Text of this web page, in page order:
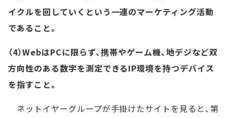
イクルを回していくという一連のマーケティング活動
であること。
（4）WebはPCに限らず、携帯やゲーム機、地デジなど双
方向性のある数字を測定できるIP環境を持つデバイス
を指すこと。
ネットイヤーグループが手掛けたサイトを見ると、第